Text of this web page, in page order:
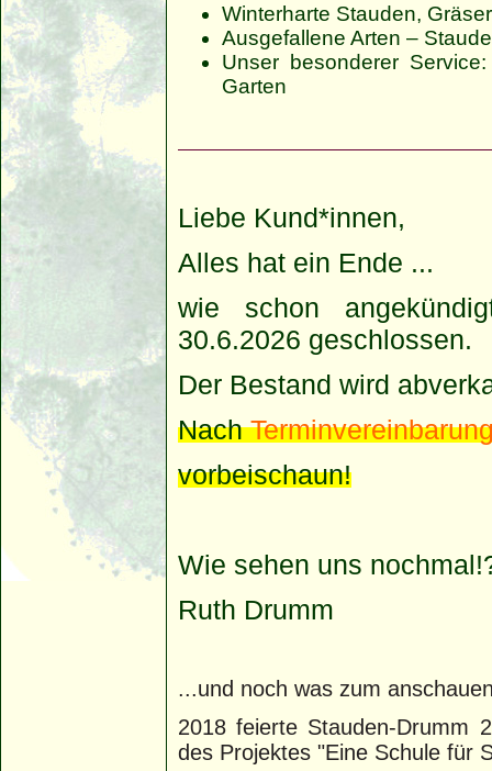
Winterharte Stauden,
Ausgefallene Arten –
Unser besonderer
Garten
Liebe Kund*innen,
Alles hat ein Ende ...
wie schon
30.6.2026 geschlossen.
Der Bestand wird
NachT
vorbeischaun!
Wie sehen uns
Ruth Drumm
...und noch was zum
2018 feierte Stauden-Drumm
des Projektes "Eine Schule für